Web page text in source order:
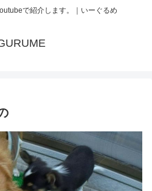
で紹介します。｜いーぐるめ